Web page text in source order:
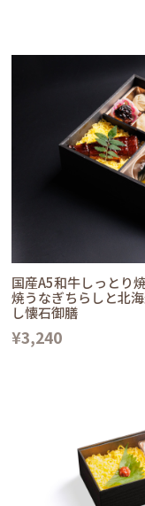
国産A5和牛しっとり
焼うなぎちらしと北
し懐石御膳
¥3,240